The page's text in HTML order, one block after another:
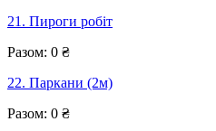
21. Пироги робіт
Разом: 0 ₴
22. Паркани (2м)
Разом: 0 ₴